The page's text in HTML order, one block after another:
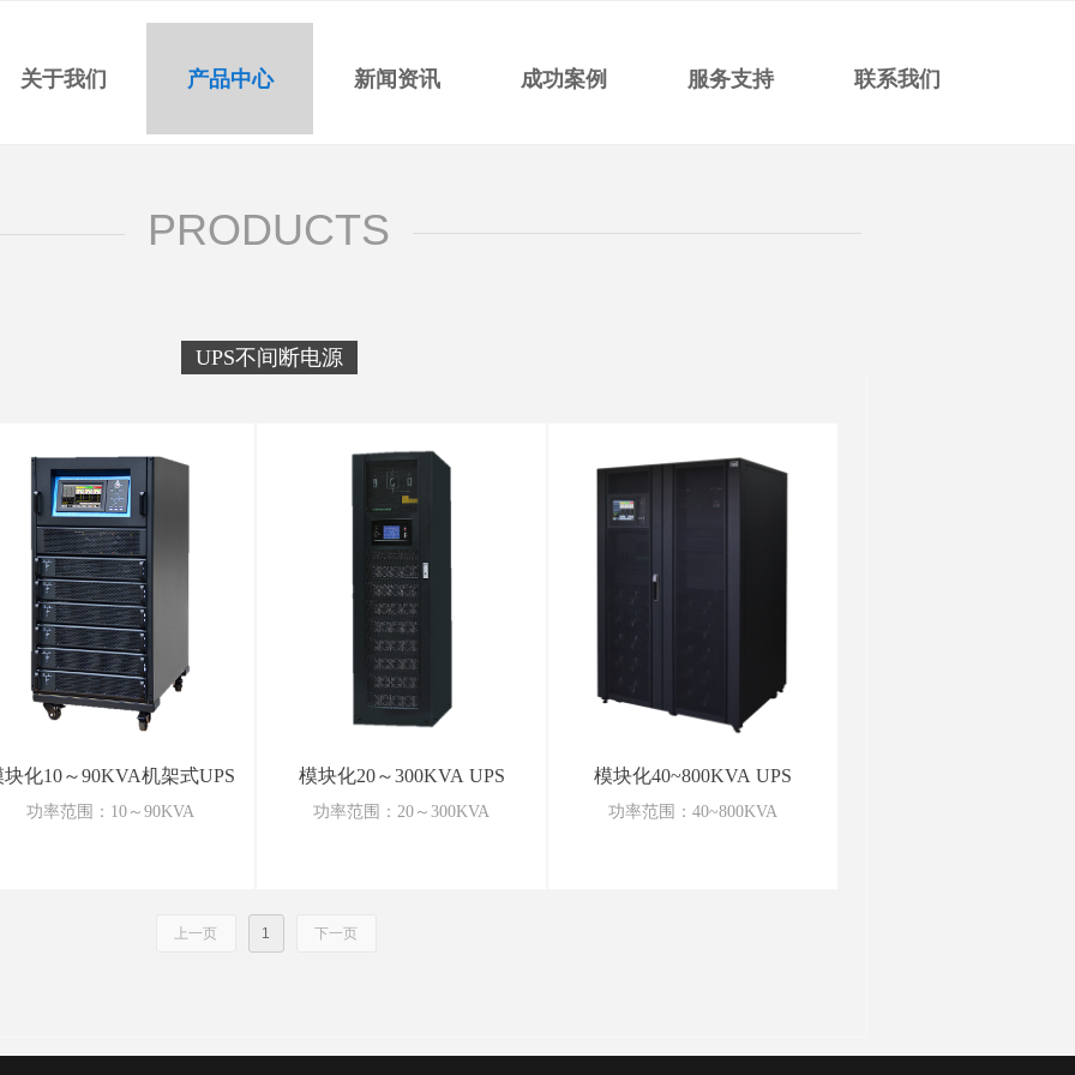
关于我们 产品中心 新闻资讯 成功案例 服务支持 联系我们
PRODUCTS
UPS不间断电源
块化10～90KVA机架式UPS
功率范围：10～90KVA
模块化20～300KVA UPS
功率范围：20～300KVA
模块化40~800KVA UPS
功率范围：40~800KVA
上一页 1 下一页